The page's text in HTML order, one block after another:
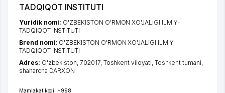
TADQIQOT INSTITUTI
Mamlakat kodi: +998
Yuridik nomi: O'ZBEKISTON O'RMON XO'JALIGI ILMIY-
TADQIQOT INSTITUTI
Brend nomi: O'ZBEKISTON O'RMON XO'JALIGI ILMIY-
TADQIQOT INSTITUTI
Adres: O'zbekiston, 702017, Toshkent viloyati Toshkent tumani
shaharcha DARXON